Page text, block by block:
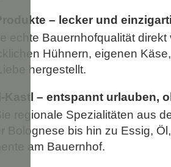
– lecker und
echte Bauernhofqualität
Hühnern, eigenen
hergestellt.
Kastl – entspannt urlauben,
regionale Spezialitäten aus
Bolognese bis hin zu Essig,
am Bauernhof.